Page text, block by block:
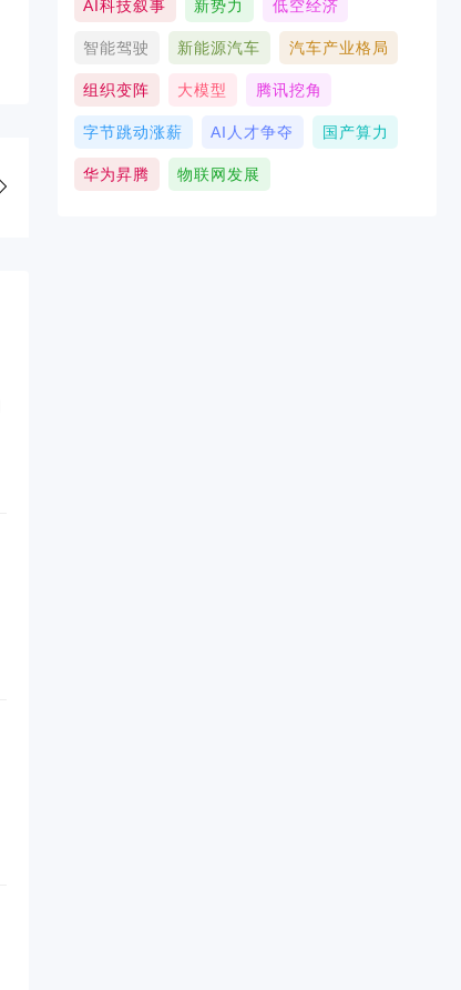
AI科技叙事 新势力 低空经济
智能驾驶 新能源汽车 汽车产业格局
组织变阵 大模型 腾讯挖角
字节跳动涨薪 AI人才争夺 国产算力
华为昇腾 物联网发展